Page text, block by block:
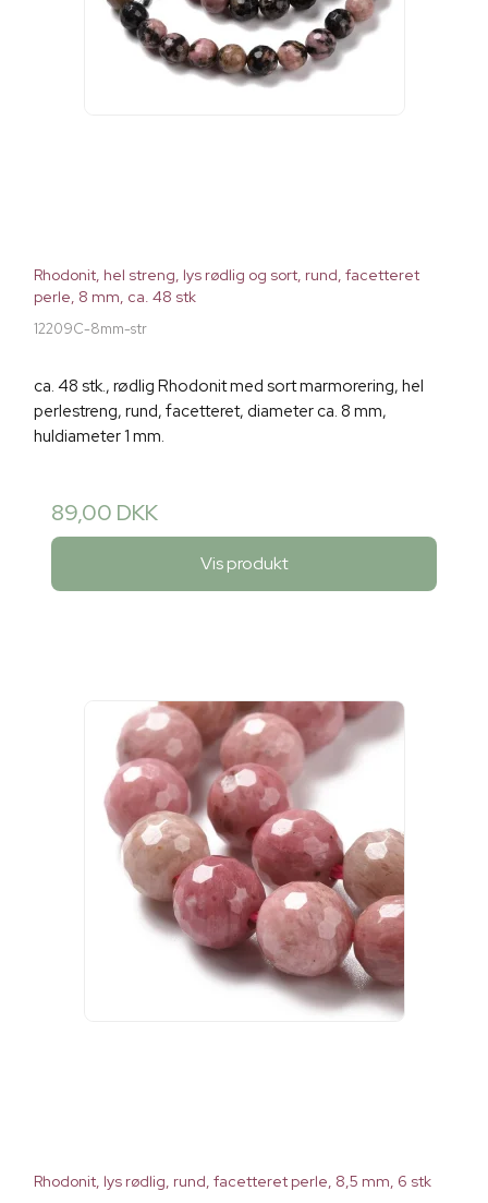
Rhodonit, hel streng, lys rødlig og sort, rund, facetteret
perle, 8 mm, ca. 48 stk
12209C-8mm-str
ca. 48 stk., rødlig Rhodonit med sort marmorering, hel
perlestreng, rund, facetteret, diameter ca. 8 mm,
huldiameter 1 mm.
89,00 DKK
Vis produkt
Rhodonit, lys rødlig, rund, facetteret perle, 8,5 mm, 6 stk